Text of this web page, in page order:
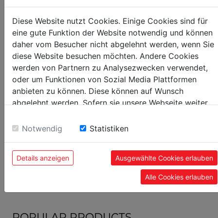
net weight in kg
6.20
gross weight in kg
8
packaging
packaging height in mm
385
packaging width in mm
160
general data
EAN code
9120039909417
Diese Website nutzt Cookies. Einige Cookies sind für
eine gute Funktion der Website notwendig und können
daher vom Besucher nicht abgelehnt werden, wenn Sie
diese Website besuchen möchten. Andere Cookies
werden von Partnern zu Analysezwecken verwendet,
oder um Funktionen von Sozial Media Plattformen
anbieten zu können. Diese können auf Wunsch
abgelehnt werden. Sofern sie unsere Webseite weiter
Notwendig
Statistiken
Details anzeigen Ausgewählte Cookies erlauben
Alle Cookies erlauben